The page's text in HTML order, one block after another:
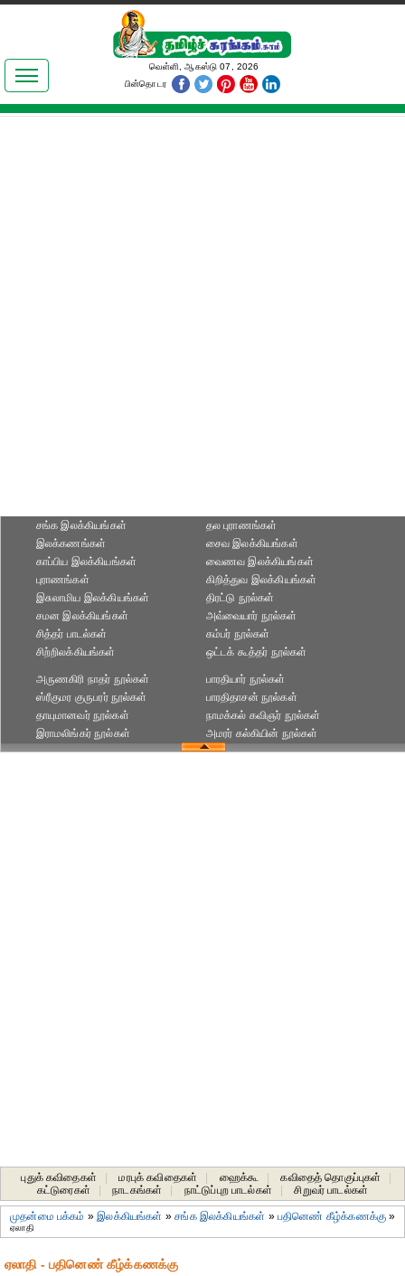
இலக்கியங்கள்
தமிழ் உலகம்
வெள்ளி, ஆகஸ்டு 07, 2026
பின்தொடர
சங்க இலக்கியங்கள்
இலக்கணங்கள்
காப்பிய இலக்கியங்கள்
புராணங்கள்
தல புராணங்கள்
சைவ இலக்கியங்கள்
வைணவ இலக்கியங்கள்
கிறித்துவ இலக்கியங்கள்
இசுலாமிய இலக்கியங்கள்
சமன இலக்கியங்கள்
சித்தர் பாடல்கள்
சிற்றிலக்கியங்கள்
திரட்டு நூல்கள்
அவ்வையார் நூல்கள்
கம்பர் நூல்கள்
ஒட்டக் கூத்தர் நூல்கள்
அருணகிரி நாதர் நூல்கள்
ஸ்ரீகுமர குருபரர் நூல்கள்
தாயுமானவர் நூல்கள்
இராமலிங்கர் நூல்கள்
பாரதியார் நூல்கள்
பாரதிதாசன் நூல்கள்
நாமக்கல் கவிஞர் நூல்கள்
அமரர் கல்கியின் நூல்கள்
புதுக் கவிதைகள் மரபுக் கவிதைகள் ஹைக்கூ கவிதைத் தொகுப்புகள்
கட்டுரைகள்
நாடகங்கள் நாட்டுப்புற பாடல்கள் சிறுவர் பாடல்கள்
முதன்மை பக்கம் »இலக்கியங்கள் »சங்க இலக்கியங்கள் » பதினெண் கீழ்க்கணக்கு »
ஏலாதி
ஏலாதி - பதினெண் கீழ்க்கணக்கு